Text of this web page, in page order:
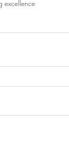
excellence